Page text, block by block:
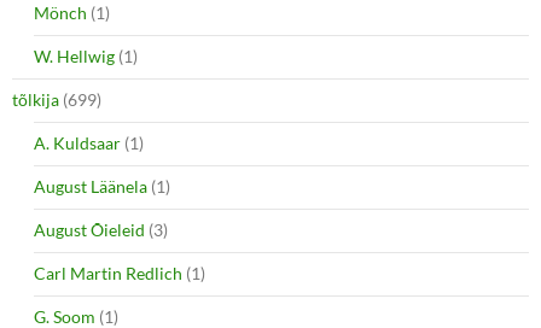
Mönch (1)
W. Hellwig (1)
tõlkija (699)
A. Kuldsaar (1)
August Läänela (1)
August Õieleid (3)
Carl Martin Redlich (1)
G. Soom (1)